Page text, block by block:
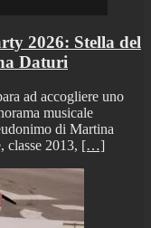
2026: Stella del
Daturi
ad accogliere uno
musicale
di Martina
classe 2013, […]